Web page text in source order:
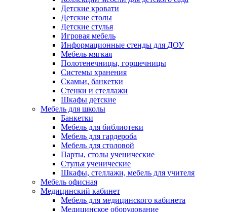
Детские кровати
Детские столы
Детские стулья
Игровая мебель
Информационные стенды для ДОУ
Мебель мягкая
Полотенечницы, горшечницы
Системы хранения
Скамьи, банкетки
Стенки и стеллажи
Шкафы детские
Мебель для школы
Банкетки
Мебель для библиотеки
Мебель для гардероба
Мебель для столовой
Парты, столы ученические
Стулья ученические
Шкафы, стеллажи, мебель для учителя
Мебель офисная
Медицинский кабинет
Мебель для медицинского кабинета
Медицинское оборудование